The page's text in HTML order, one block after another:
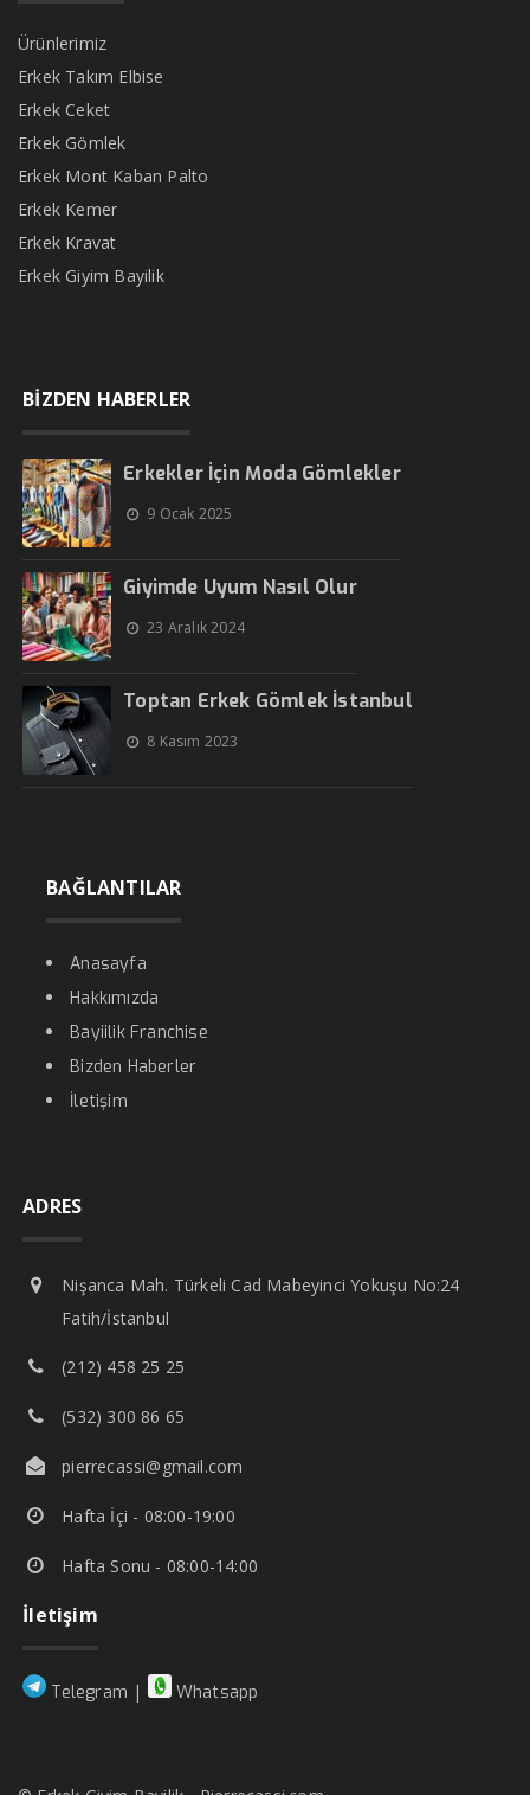
Ürünlerimiz
Erkek Takım Elbise
Erkek Ceket
Erkek Gömlek
Erkek Mont Kaban Palto
Erkek Kemer
Erkek Kravat
Erkek Giyim Bayilik
BİZDEN HABERLER
Erkekler İçin Moda Gömlekler
9 Ocak 2025
Giyimde Uyum Nasıl Olur
23 Aralık 2024
Toptan Erkek Gömlek İstanbul
8 Kasım 2023
BAĞLANTILAR
Anasayfa
Hakkımızda
Bayiilik Franchise
Bizden Haberler
İletişim
ADRES
Nişanca Mah. Türkeli Cad Mabeyinci Yokuşu No:24
Fatih/İstanbul
(212) 458 25 25
(532) 300 86 65
pierrecassi@gmail.com
Hafta İçi - 08:00-19:00
Hafta Sonu - 08:00-14:00
İletişim
Telegram | Whatsapp